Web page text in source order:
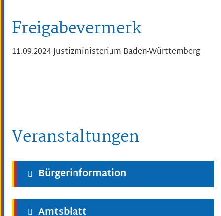
Freigabevermerk
11.09.2024 Justizministerium Baden-Württemberg
Veranstaltungen
Bürgerinformation
Amtsblatt